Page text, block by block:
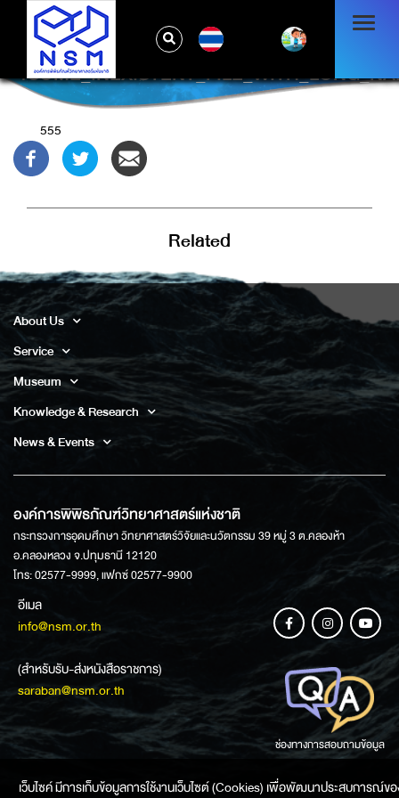
555
Related
About Us
Service
Museum
Knowledge & Research
News & Events
องค์การพิพิธภัณฑ์วิทยาศาสตร์แห่งชาติ
กระทรวงการอุดมศึกษา วิทยาศาสตร์วิจัยและนวัตกรรม 39 หมู่ 3 ต.คลองห้า
อ.คลองหลวง จ.ปทุมธานี 12120
โทร: 02577-9999, แฟกซ์ 02577-9900
อีเมล
info@nsm.or.th
(สำหรับรับ-ส่งหนังสือราชการ)
saraban@nsm.or.th
ช่องทางการสอบถามข้อมูล
เว็บไซค์ มีการเก็บข้อมูลการใช้งานเว็บไซต์ (Cookies) เพื่อพัฒนาประสบการณ์ข